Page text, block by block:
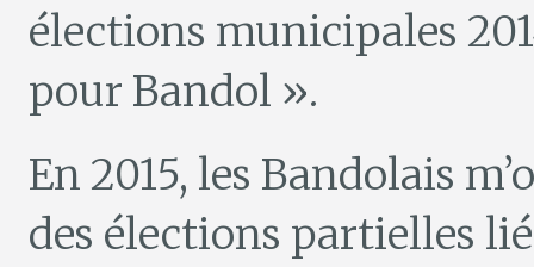
élections municipales
pour Bandol ».
En 2015, les Bandolais
des élections partielles